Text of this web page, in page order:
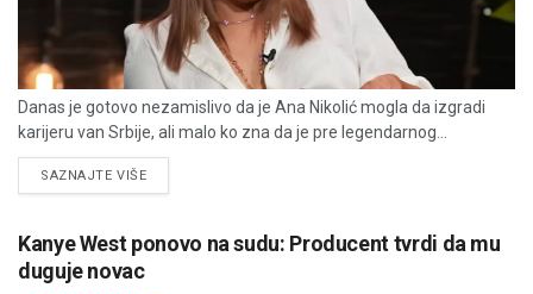
Danas je gotovo nezamislivo da je Ana Nikolić mogla da izgradi
karijeru van Srbije, ali malo ko zna da je pre legendarnog...
SAZNAJTE VIŠEDETAILS
Kanye West ponovo na sudu: Producent tvrdi da mu
duguje novac